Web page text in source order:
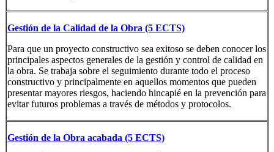
Gestión de la Calidad de la Obra (5 ECTS)
Para que un proyecto constructivo sea exitoso se deben conocer los
principales aspectos generales de la gestión y control de calidad en
la obra. Se trabaja sobre el seguimiento durante todo el proceso
constructivo y principalmente en aquellos momentos que pueden
presentar mayores riesgos, haciendo hincapié en la prevención para
evitar futuros problemas a través de métodos y protocolos.
Gestión de la Obra acabada (5 ECTS)